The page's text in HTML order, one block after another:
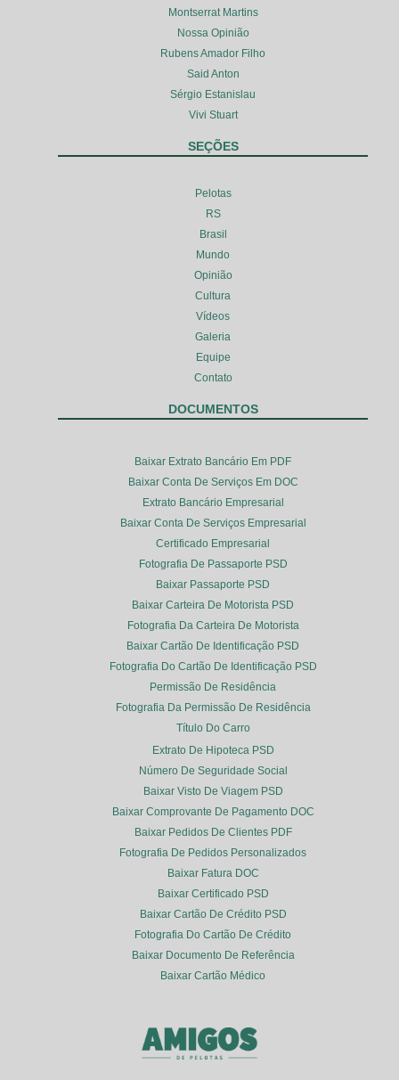
Montserrat Martins
Nossa Opinião
Rubens Amador Filho
Said Anton
Sérgio Estanislau
Vivi Stuart
SEÇÕES
Pelotas
RS
Brasil
Mundo
Opinião
Cultura
Vídeos
Galeria
Equipe
Contato
DOCUMENTOS
Baixar Extrato Bancário Em PDF
Baixar Conta De Serviços Em DOC
Extrato Bancário Empresarial
Baixar Conta De Serviços Empresarial
Certificado Empresarial
Fotografia De Passaporte PSD
Baixar Passaporte PSD
Baixar Carteira De Motorista PSD
Fotografia Da Carteira De Motorista
Baixar Cartão De Identificação PSD
Fotografia Do Cartão De Identificação PSD
Permissão De Residência
Fotografia Da Permissão De Residência
Título Do Carro
Extrato De Hipoteca PSD
Número De Seguridade Social
Baixar Visto De Viagem PSD
Baixar Comprovante De Pagamento DOC
Baixar Pedidos De Clientes PDF
Fotografia De Pedidos Personalizados
Baixar Fatura DOC
Baixar Certificado PSD
Baixar Cartão De Crédito PSD
Fotografia Do Cartão De Crédito
Baixar Documento De Referência
Baixar Cartão Médico